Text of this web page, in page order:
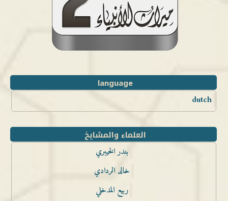
language
dutch
العلماء والمشايخ
بندر الخيبري
خالد الردادي
ربيع المدخلي